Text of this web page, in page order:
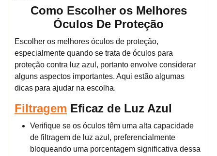
Como Escolher os Melhores
Óculos De Proteção
Escolher os melhores óculos de proteção,
especialmente quando se trata de óculos para
proteção contra luz azul, portanto envolve considerar
alguns aspectos importantes. Aqui estão algumas
dicas para ajudar na escolha.
Filtragem Eficaz de Luz Azul
Verifique se os óculos têm uma alta capacidade
de filtragem de luz azul, preferencialmente
bloqueando uma porcentagem significativa dessa